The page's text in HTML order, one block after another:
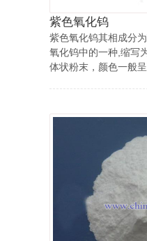
紫色氧化钨
紫色氧化钨其相成分
氧化钨中的一种,缩写
体状粉末，颜色一般